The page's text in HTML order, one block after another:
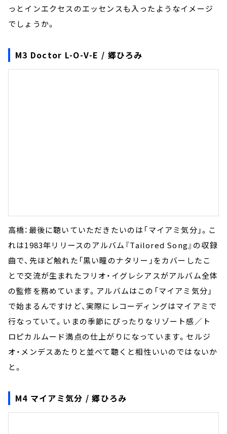
っとインエクセスのエッセンスも入ったようなイメージ
でしょうか。
M3 Doctor L-O-V-E / 郷ひろみ
高橋：最後に聴いていただきたいのは「マイアミ気分」。こ
れは1983年リリースのアルバム『Tailored Song』の収録
曲で、先ほど触れた「黒い瞳のナタリー」をカバーしたこ
とで交流が生まれたフリオ・イグレシアスがアルバム全体
の監修を務めています。アルバムはこの「マイアミ気分」
で始まるんですけど、実際にレコーディングはマイアミで
行なっていて。いまの季節にぴったりなリゾート感／ト
ロピカルムード満点の仕上がりになっています。セルジ
オ・メンデスあたりと並べて聴くと相性いいのではないか
と。
M4 マイアミ気分 / 郷ひろみ